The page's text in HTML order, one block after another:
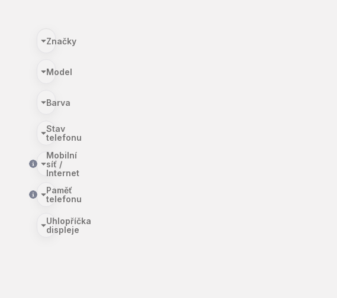
Značky
Model
Barva
Stav
telefonu
Mobilní
síť /
Internet
Paměť
telefonu
Uhlopříčka
displeje